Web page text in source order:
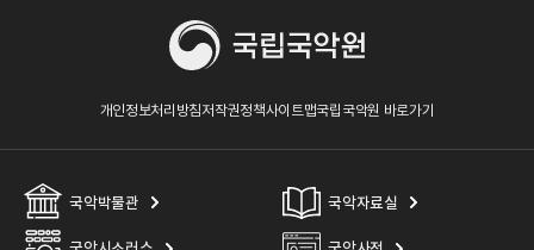
개인정보처리방침저작권정책사이트맵국립국악원 바로가기
국악박물관 국악자료실